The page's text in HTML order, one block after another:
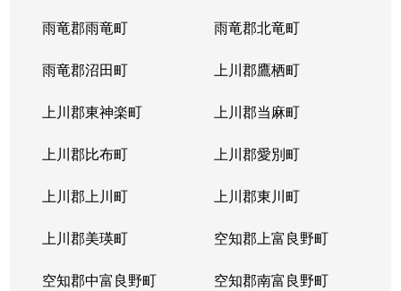
雨竜郡雨竜町 雨竜郡北竜町
雨竜郡沼田町 上川郡鷹栖町
上川郡東神楽町 上川郡当麻町
上川郡比布町 上川郡愛別町
上川郡上川町 上川郡東川町
上川郡美瑛町 空知郡上富良野町
空知郡中富良野町 空知郡南富良野町